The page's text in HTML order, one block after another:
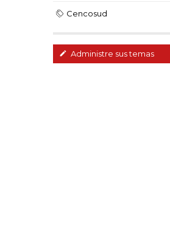
Cencosud
Administre sus temas